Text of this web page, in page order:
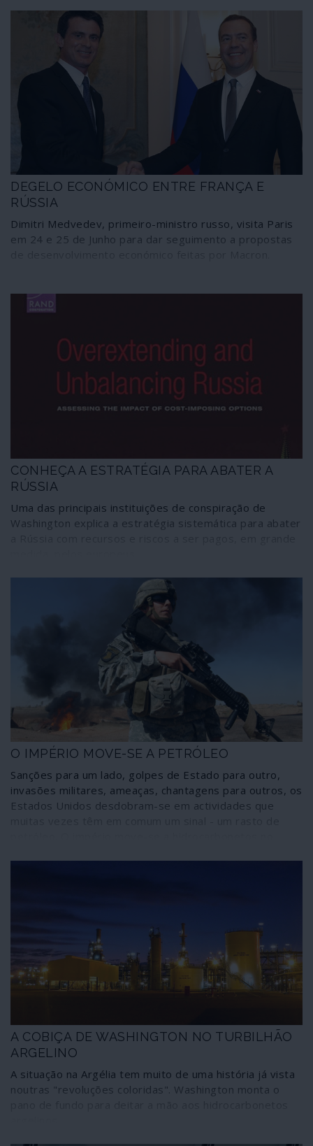
barata de gás natural mas está a ser forçada a mudar
para um gás mais caro, originário dos Estados Unidos,
sob ameaça de sanções? Certamente que não.
DEGELO ECONÓMICO ENTRE FRANÇA E
RÚSSIA
Dimitri Medvedev, primeiro-ministro russo, visita Paris
em 24 e 25 de Junho para dar seguimento a propostas
CONHEÇA A ESTRATÉGIA PARA ABATER A
RÚSSIA
Uma das principais instituições de conspiração de
Washington explica a estratégia sistemática para abater
O IMPÉRIO MOVE-SE A PETRÓLEO
Sanções para um lado, golpes de Estado para outro,
invasões militares, ameaças, chantagens para outros, os
Estados Unidos desdobram-se em actividades que
A COBIÇA DE WASHINGTON NO TURBILHÃO
ARGELINO
A situação na Argélia tem muito de uma história já vista
noutras "revoluções coloridas". Washington monta o